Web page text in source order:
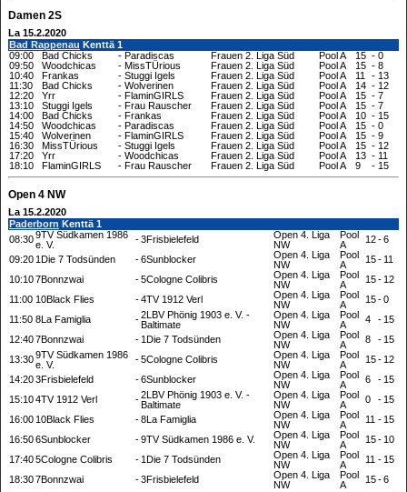
Damen 2S
La 15.2.2020
Bad Rappenau Kenttä 1
09:00
Bad Chicks - Paradiscas Frauen 2. Liga Süd Pool A 15 - 0
09:50
Woodchicas - MissTÜrious Frauen 2. Liga Süd Pool A 15 - 8
10:40
Frankas - Stuggi Igels Frauen 2. Liga Süd Pool A 11 - 13
11:30
Bad Chicks - Wolverinen Frauen 2. Liga Süd Pool A 14 - 12
12:20
Yrr - FlaminGIRLS Frauen 2. Liga Süd Pool A 15 - 7
13:10
Stuggi Igels - Frau Rauscher Frauen 2. Liga Süd Pool A 15 - 7
14:00
Bad Chicks - Frankas Frauen 2. Liga Süd Pool A 10 - 15
14:50
Woodchicas - Paradiscas Frauen 2. Liga Süd Pool A 15 - 0
15:40
Wolverinen - FlaminGIRLS Frauen 2. Liga Süd Pool A 15 - 9
16:30
MissTÜrious - Stuggi Igels Frauen 2. Liga Süd Pool A 15 - 12
17:20
Yrr - Woodchicas Frauen 2. Liga Süd Pool A 13 - 11
18:10
FlaminGIRLS - Frau Rauscher Frauen 2. Liga Süd Pool A 9 - 15
Open 4 NW
La 15.2.2020
Paderborn Kenttä 1
08:309TV Südkamen 1986
e. V.
-3Frisbielefeld
Open 4. Liga
NW
Pool
A
12-6
09:20 1Die 7 Todsünden -6Sunblocker
Open 4. Liga
NW
Pool
A
15- 11
10:107Bonnzwai -5Cologne Colibris
Open 4. Liga
NW
Pool
A
15- 12
11:00 10Black Flies -4TV 1912 Verl
Open 4. Liga
NW
Pool
A
15-0
11:50 8La Famiglia -2LBV Phönig 1903 e. V. -
Baltimate
Open 4. Liga
NW
Pool
A
4 - 15
12:407Bonnzwai - 1Die 7 Todsünden
Open 4. Liga
NW
Pool
A
8 - 15
13:309TV Südkamen 1986
e. V.
-5Cologne Colibris
Open 4. Liga
NW
Pool
A
15- 12
14:203Frisbielefeld -6Sunblocker
Open 4. Liga
NW
Pool
A
6 - 15
15:104TV 1912 Verl -2LBV Phönig 1903 e. V. -
Baltimate
Open 4. Liga
NW
Pool
A
0 - 15
16:00 10Black Flies -8La Famiglia
Open 4. Liga
NW
Pool
A
11 - 15
16:506Sunblocker -9TV Südkamen 1986 e. V.
Open 4. Liga
NW
Pool
A
15- 10
17:405Cologne Colibris - 1Die 7 Todsünden
Open 4. Liga
NW
Pool
A
11 - 15
18:307Bonnzwai -3Frisbielefeld
Open 4. Liga
NW
Pool
A
15-6